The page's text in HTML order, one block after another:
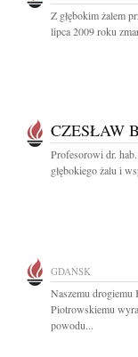
Z głębokim żalem
lipca 2009 roku
CZESŁAW
Profesorowi dr.
głębokiego żalu i
GDAŃSK
Naszemu drogiemu
Piotrowskiemu
powodu...